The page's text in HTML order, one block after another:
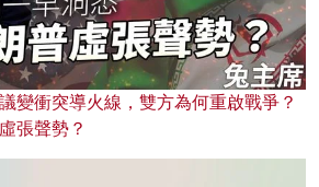
變衝突導火線，雙方為何重啟戰爭？
張聲勢？